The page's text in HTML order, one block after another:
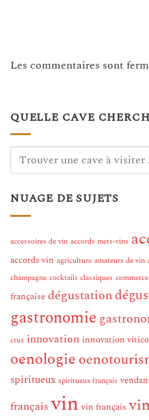
Les commentaires sont
QUELLE CAVE
NUAGE DE SUJETS
accessoires de vin accords mets-vins
accords vin agriculture amateurs de vin
champagne cocktails classiques
française dégustation
gastronomie
crus innovation innovation
oenologie
spiritueux spiritueux français
français vin vin français